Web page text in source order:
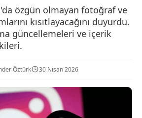
özgün olmayan fotoğraf ve
kısıtlayacağını duyurdu.
güncellemeleri ve içerik
Öztürk 30 Nisan 2026